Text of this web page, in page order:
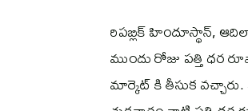
రిపబ్లిక్ హిందూస్థాన్,
ముందు రోజు పత్తి ధర
మార్కెట్ కి తీసుక